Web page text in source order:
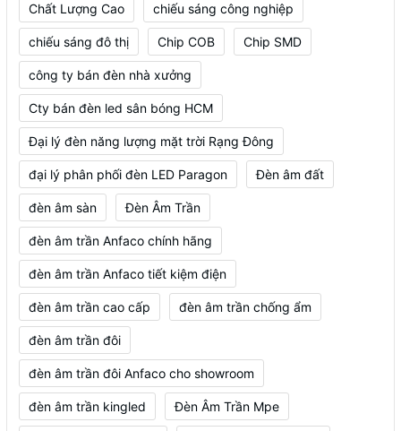
Chất Lượng Cao chiếu sáng công nghiệp
chiếu sáng đô thị Chip COB Chip SMD
công ty bán đèn nhà xưởng
Cty bán đèn led sân bóng HCM
Đại lý đèn năng lượng mặt trời Rạng Đông
đại lý phân phối đèn LED Paragon Đèn âm đất
đèn âm sàn Đèn Âm Trần
đèn âm trần Anfaco chính hãng
đèn âm trần Anfaco tiết kiệm điện
đèn âm trần cao cấp đèn âm trần chống ẩm
đèn âm trần đôi
đèn âm trần đôi Anfaco cho showroom
đèn âm trần kingled Đèn Âm Trần Mpe